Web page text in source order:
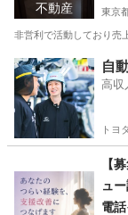
不動産 東京
非営利で活動しており売
東京 江戸川区 自
高収
トヨ
【
ュ
電